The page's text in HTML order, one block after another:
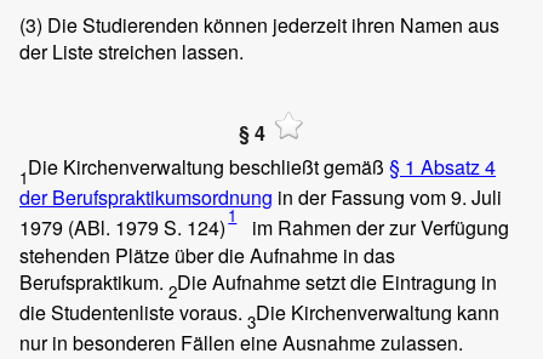
(3) Die Studierenden können jederzeit ihren Namen aus
der Liste streichen lassen.
§ 4
1Die Kirchenverwaltung beschließt gemäß § 1 Absatz 4
der Berufspraktikumsordnung in der Fassung vom 9. Juli
1979 (ABl. 1979 S. 124)1
im Rahmen der zur Verfügung
stehenden Plätze über die Aufnahme in das
Berufspraktikum. 2Die Aufnahme setzt die Eintragung in
die Studentenliste voraus. 3Die Kirchenverwaltung kann
nur in besonderen Fällen eine Ausnahme zulassen.